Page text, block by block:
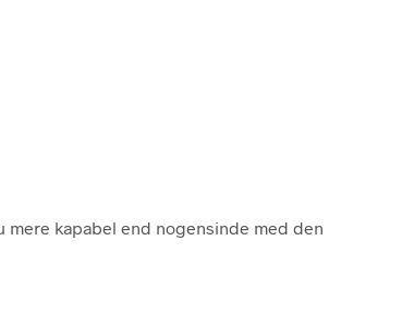
mere kapabel end nogensinde med den